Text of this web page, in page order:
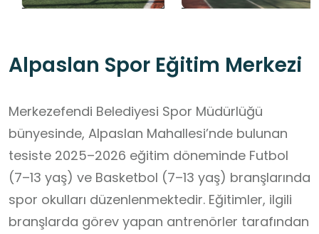
Alpaslan Spor Eğitim Merkezi
Merkezefendi Belediyesi Spor Müdürlüğü
bünyesinde, Alpaslan Mahallesi’nde bulunan
tesiste 2025–2026 eğitim döneminde Futbol
(7–13 yaş) ve Basketbol (7–13 yaş) branşlarında
spor okulları düzenlenmektedir. Eğitimler, ilgili
branşlarda görev yapan antrenörler tarafından